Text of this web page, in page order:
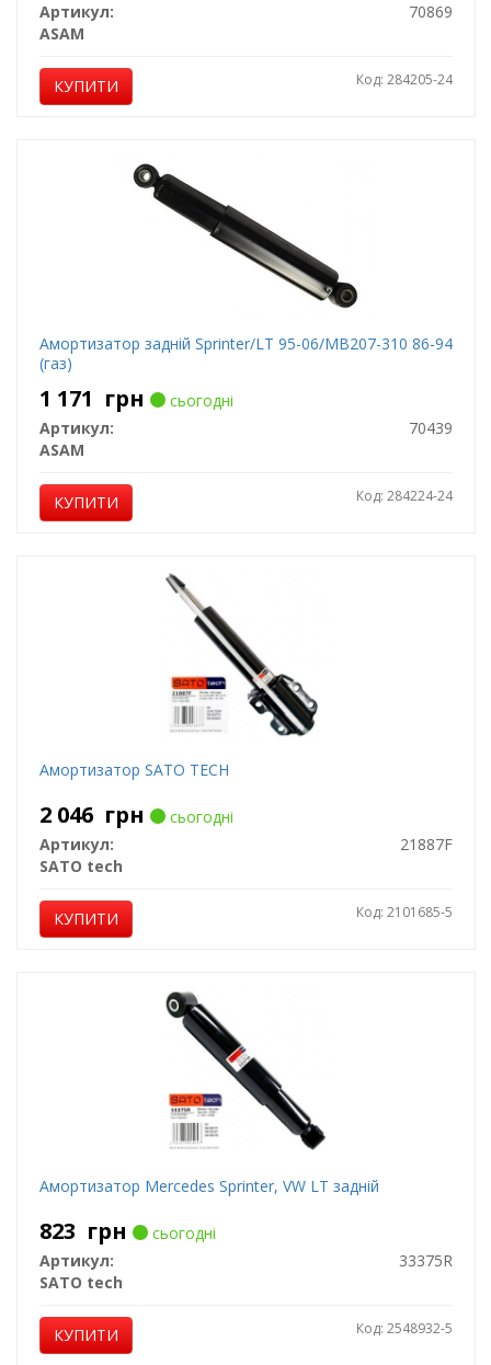
Артикул:
70869
ASAM
КУПИТИ Код: 284205-24
Амортизатор задній Sprinter/LT 95-06/MB207-310 86-94
(газ)
1 171 грн
сьогодні
Артикул:
70439
ASAM
КУПИТИ Код: 284224-24
Амортизатор SATO TECH
2 046 грн
сьогодні
Артикул:
21887F
SATO tech
КУПИТИ Код: 2101685-5
Амортизатор Mercedes Sprinter, VW LT задній
823 грн
сьогодні
Артикул:
33375R
SATO tech
КУПИТИ Код: 2548932-5